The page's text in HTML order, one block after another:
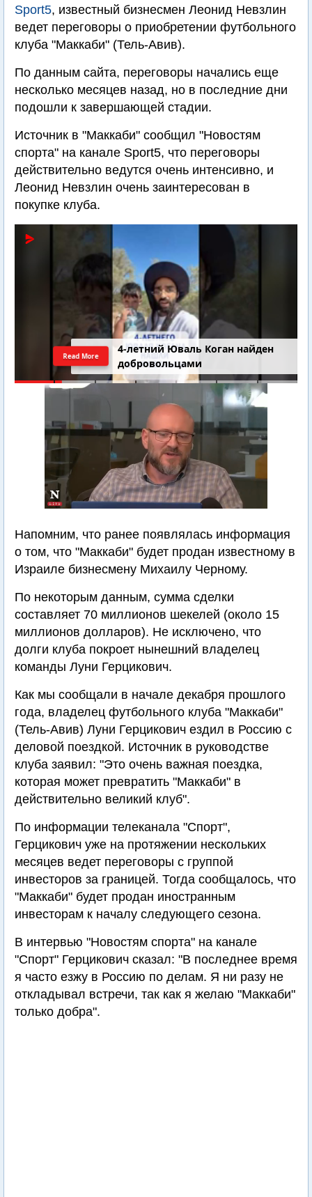
Sport5, известный бизнесмен Леонид Невзлин
ведет переговоры о приобретении футбольного
клуба "Маккаби" (Тель-Авив).
По данным сайта, переговоры начались еще
несколько месяцев назад, но в последние дни
подошли к завершающей стадии.
Источник в "Маккаби" сообщил "Новостям
спорта" на канале Sport5, что переговоры
действительно ведутся очень интенсивно, и
Леонид Невзлин очень заинтересован в
покупке клуба.
4-летний Юваль Коган найден
добровольцами
Read More
Напомним, что ранее появлялась информация
о том, что "Маккаби" будет продан известному в
Израиле бизнесмену Михаилу Черному.
По некоторым данным, сумма сделки
составляет 70 миллионов шекелей (около 15
миллионов долларов). Не исключено, что
долги клуба покроет нынешний владелец
команды Луни Герцикович.
Как мы сообщали в начале декабря прошлого
года, владелец футбольного клуба "Маккаби"
(Тель-Авив) Луни Герцикович ездил в Россию с
деловой поездкой. Источник в руководстве
клуба заявил: "Это очень важная поездка,
которая может превратить "Маккаби" в
действительно великий клуб".
По информации телеканала "Спорт",
Герцикович уже на протяжении нескольких
месяцев ведет переговоры с группой
инвесторов за границей. Тогда сообщалось, что
"Маккаби" будет продан иностранным
инвесторам к началу следующего сезона.
В интервью "Новостям спорта" на канале
"Спорт" Герцикович сказал: "В последнее время
я часто езжу в Россию по делам. Я ни разу не
откладывал встречи, так как я желаю "Маккаби"
только добра".